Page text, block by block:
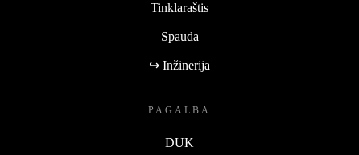
Tinklaraštis
Spauda
↪ Inžinerija
PAGALBA
DUK